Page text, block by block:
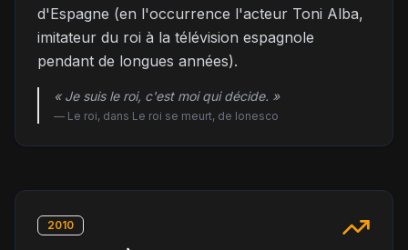
d'Espagne (en l'occurrence l'acteur Toni Alba,
imitateur du roi à la télévision espagnole
pendant de longues années).
« Je suis le roi, c'est moi qui décide. »
— Le roi, dans Le roi se meurt, de Ionesco
2010